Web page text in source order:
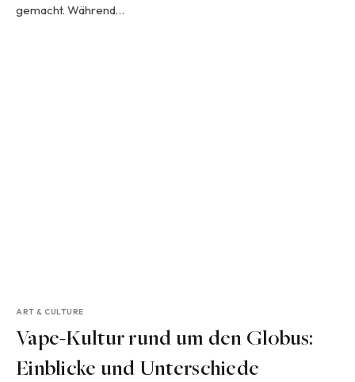
gemacht. Während…
ART & CULTURE
Vape-Kultur rund um den Globus:
Einblicke und Unterschiede